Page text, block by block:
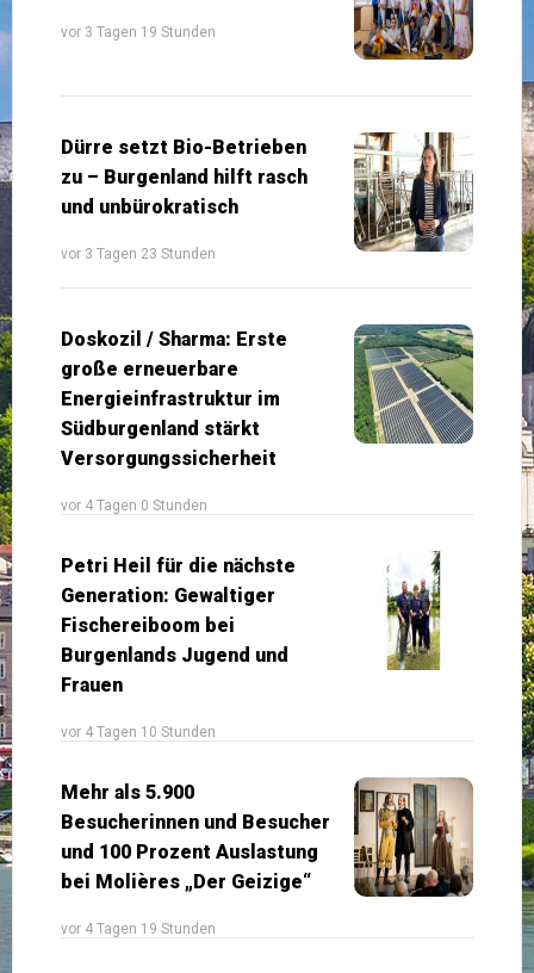
vor 3 Tagen 19 Stunden
Dürre setzt Bio-Betrieben
zu – Burgenland hilft rasch
und unbürokratisch
vor 3 Tagen 23 Stunden
Doskozil / Sharma: Erste
große erneuerbare
Energieinfrastruktur im
Südburgenland stärkt
Versorgungssicherheit
vor 4 Tagen 0 Stunden
Petri Heil für die nächste
Generation: Gewaltiger
Fischereiboom bei
Burgenlands Jugend und
Frauen
vor 4 Tagen 10 Stunden
Mehr als 5.900
Besucherinnen und Besucher
und 100 Prozent Auslastung
bei Molières „Der Geizige“
vor 4 Tagen 19 Stunden